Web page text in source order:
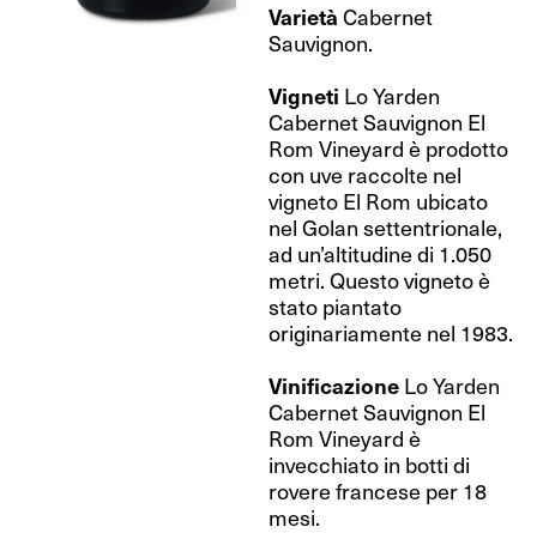
Varietà Cabernet
Sauvignon.
Vigneti Lo Yarden
Cabernet Sauvignon El
Rom Vineyard è prodotto
con uve raccolte nel
vigneto El Rom ubicato
nel Golan settentrionale,
ad un’altitudine di 1.050
metri. Questo vigneto è
stato piantato
originariamente nel 1983.
Vinificazione Lo Yarden
Cabernet Sauvignon El
Rom Vineyard è
invecchiato in botti di
rovere francese per 18
mesi.